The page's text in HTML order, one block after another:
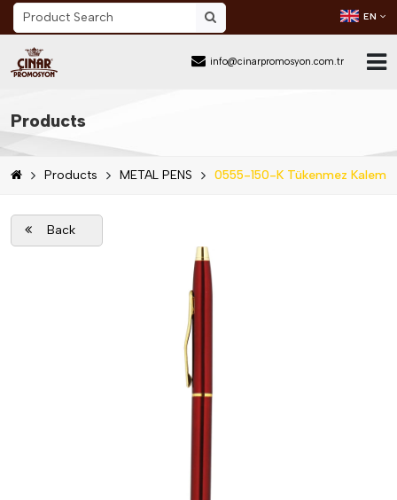
info@cinarpromosyon.com.tr
EN
About Us
Sector
Products
Products
Products METAL PENS 0555-150-K Tükenmez Kalem
Back